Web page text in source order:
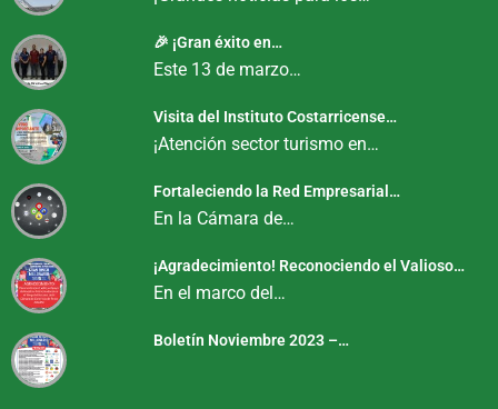
🎉 ¡Gran éxito en…
Este 13 de marzo…
Visita del Instituto Costarricense…
¡Atención sector turismo en…
Fortaleciendo la Red Empresarial…
En la Cámara de…
¡Agradecimiento! Reconociendo el Valioso…
En el marco del…
Boletín Noviembre 2023 –…